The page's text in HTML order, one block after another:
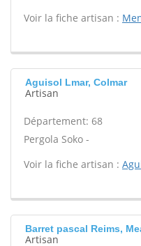
Voir la fiche artisan :
Aguisol Lmar, Colmar
Artisan
Département: 68
Pergola Soko -
Voir la fiche artisan :
Barret pascal Reims,
Artisan